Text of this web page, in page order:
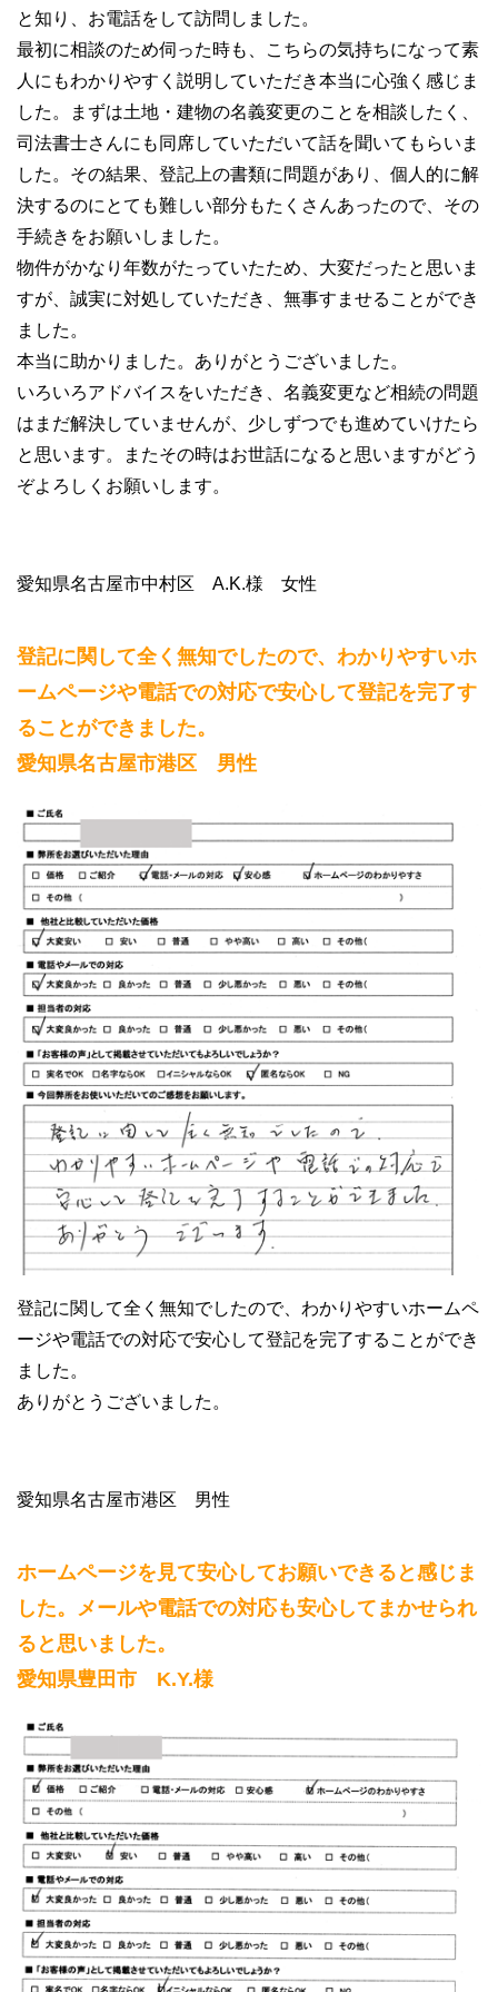
と知り、お電話をして訪問しました。
最初に相談のため伺った時も、こちらの気持ちになって素
人にもわかりやすく説明していただき本当に心強く感じま
した。まずは土地・建物の名義変更のことを相談したく、
司法書士さんにも同席していただいて話を聞いてもらいま
した。その結果、登記上の書類に問題があり、個人的に解
決するのにとても難しい部分もたくさんあったので、その
手続きをお願いしました。
物件がかなり年数がたっていたため、大変だったと思いま
すが、誠実に対処していただき、無事すませることができ
ました。
本当に助かりました。ありがとうございました。
いろいろアドバイスをいただき、名義変更など相続の問題
はまだ解決していませんが、少しずつでも進めていけたら
と思います。またその時はお世話になると思いますがどう
ぞよろしくお願いします。
愛知県名古屋市中村区 A.K.様 女性
登記に関して全く無知でしたので、わかりやすいホ
ームページや電話での対応で安心して登記を完了す
ることができました。
愛知県名古屋市港区 男性
登記に関して全く無知でしたので、わかりやすいホームペ
ージや電話での対応で安心して登記を完了することができ
ました。
ありがとうございました。
愛知県名古屋市港区 男性
ホームページを見て安心してお願いできると感じま
した。メールや電話での対応も安心してまかせられ
ると思いました。
愛知県豊田市 K.Y.様